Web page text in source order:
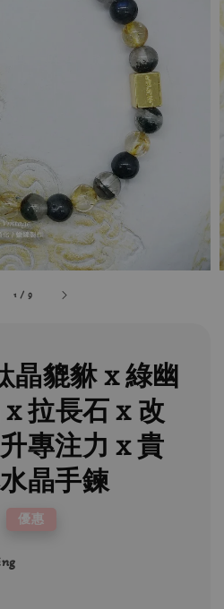
1 /9
晶貔貅 x 綠幽
拉長石 x 改
專注力 x 貴
晶手鍊
優惠